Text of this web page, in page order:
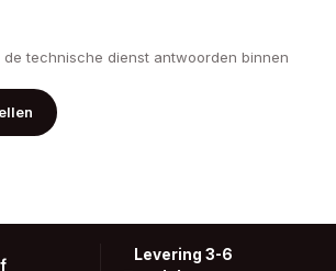
de technische dienst antwoorden binnen
Levering 3-6